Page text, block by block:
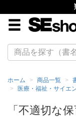
ホーム 商品一覧
医療・福祉・サイエ
「不適切な